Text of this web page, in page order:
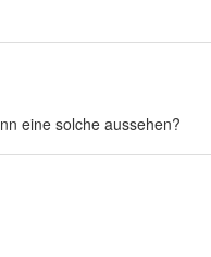
eine solche aussehen?